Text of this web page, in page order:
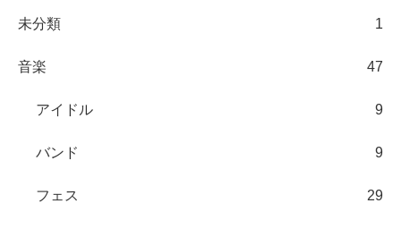
未分類 1
音楽 47
アイドル 9
バンド 9
フェス 29